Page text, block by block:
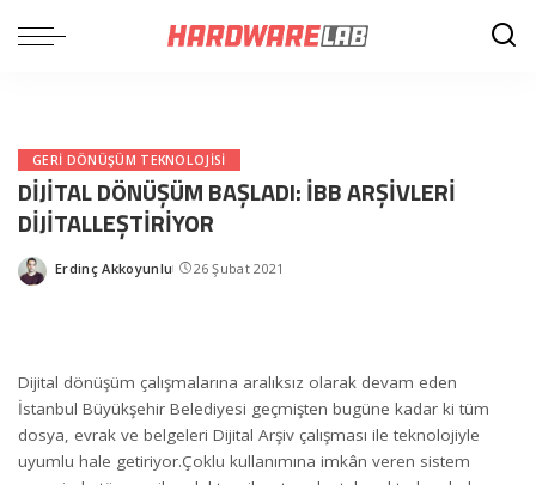
GERI DÖNÜŞÜM TEKNOLOJISI
DİJİTAL DÖNÜŞÜM BAŞLADI: İBB ARŞİVLERİ
DİJİTALLEŞTİRİYOR
Posted
Erdinç Akkoyunlu 26 Şubat 2021
Dijital dönüşüm çalışmalarına aralıksız olarak devam eden
İstanbul Büyükşehir Belediyesi geçmişten bugüne kadar ki tüm
dosya, evrak ve belgeleri Dijital Arşiv çalışması ile teknolojiyle
uyumlu hale getiriyor.Çoklu kullanımına imkân veren sistem